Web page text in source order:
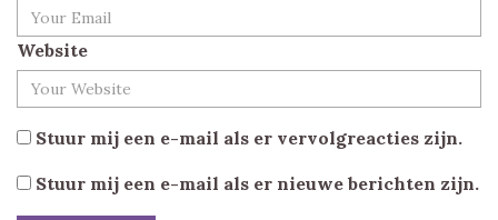
Website
Stuur mij een e-mail als er vervolgreacties zijn.
Stuur mij een e-mail als er nieuwe berichten zijn.